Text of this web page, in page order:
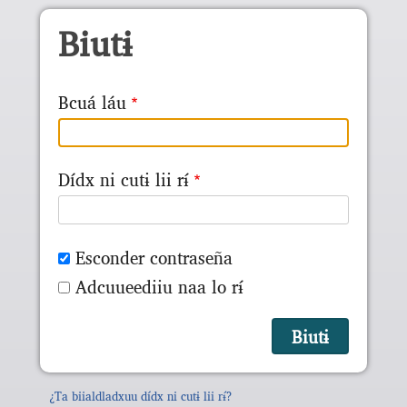
Skip to main content
Biutɨ
Bcuá láu
Dídx ni cutɨ lii rɨ́
Esconder contraseña
Adcuueediiu naa lo rɨ́
¿Ta biialdladxuu dídx ni cutɨ lii rɨ́?